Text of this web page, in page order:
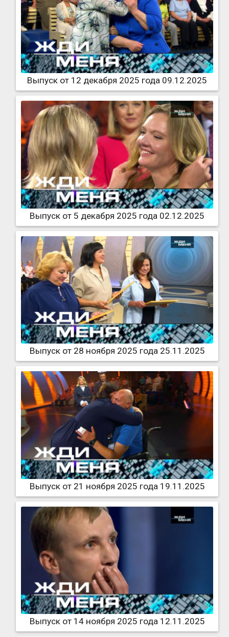
Выпуск от 12 декабря 2025 года 09.12.2025
Выпуск от 5 декабря 2025 года 02.12.2025
Выпуск от 28 ноября 2025 года 25.11.2025
Выпуск от 21 ноября 2025 года 19.11.2025
Выпуск от 14 ноября 2025 года 12.11.2025